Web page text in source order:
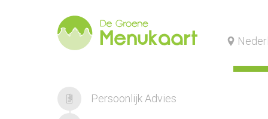
Persoonlijk Advies